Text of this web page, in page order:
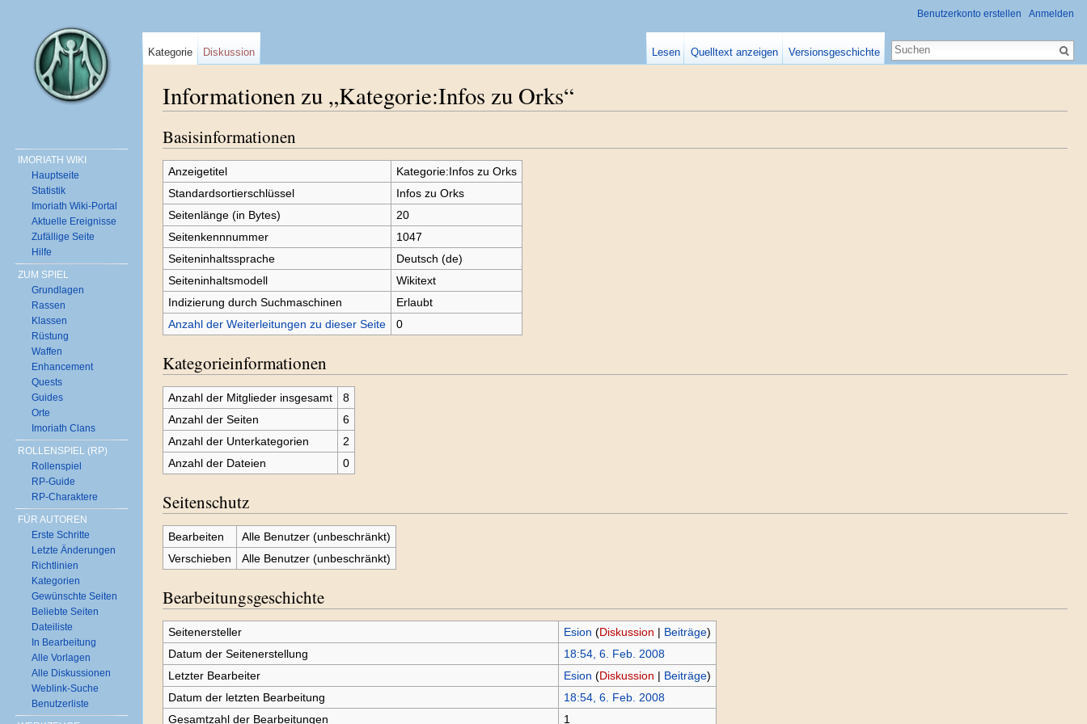
Informationen zu „Kategorie:Infos zu Orks“
Basisinformationen
Anzeigetitel
Kategorie:Infos zu Orks
Standardsortierschlüssel
Infos zu Orks
Seitenlänge (in Bytes)
20
Seitenkennnummer
1047
Seiteninhaltssprache
Deutsch (de)
Seiteninhaltsmodell
Wikitext
Indizierung durch Suchmaschinen
Erlaubt
Anzahl der Weiterleitungen zu dieser Seite
0
Kategorieinformationen
Anzahl der Mitglieder insgesamt
8
Anzahl der Seiten
6
Anzahl der Unterkategorien
2
Anzahl der Dateien
0
Seitenschutz
Bearbeiten
Alle Benutzer (unbeschränkt)
Verschieben
Alle Benutzer (unbeschränkt)
Bearbeitungsgeschichte
Seitenersteller Esion (Diskussion | Beiträge)
Datum der Seitenerstellung
18:54, 6. Feb. 2008
Letzter Bearbeiter
Esion (Diskussion | Beiträge)
Datum der letzten Bearbeitung
18:54, 6. Feb. 2008
Gesamtzahl der Bearbeitungen
1
Benutzerkonto erstellen Anmelden
Kategorie Diskussion Lesen Quelltext anzeigen Versionsgeschichte
IMORIATH WIKI
Hauptseite
Statistik
Imoriath Wiki-Portal
Aktuelle Ereignisse
Zufällige Seite
Hilfe
ZUM SPIEL
Grundlagen
Rassen
Klassen
Rüstung
Waffen
Enhancement
Quests
Guides
Orte
Imoriath Clans
ROLLENSPIEL (RP)
Rollenspiel
RP-Guide
RP-Charaktere
FÜR AUTOREN
Erste Schritte
Letzte Änderungen
Richtlinien
Kategorien
Gewünschte Seiten
Beliebte Seiten
Dateiliste
In Bearbeitung
Alle Vorlagen
Alle Diskussionen
Weblink-Suche
Benutzerliste